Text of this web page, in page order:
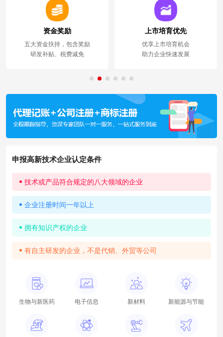
资金奖励
五大资金扶持，包含奖励
研发补贴、税费减免
上市培育优先
优享上市培育机会
助力企业快速发展
申报高新技术企业认定条件
技术或产品符合规定的八大领域的企业
企业注册时间一年以上
拥有知识产权的企业
有自主研发的企业，不是代销、外贸等公司
生物与新医药 电子信息 新材料 新能源与节能